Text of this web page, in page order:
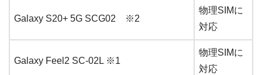
Galaxy S20+ 5G SCG02 ※2
物理SIMに
対応
Galaxy Feel2 SC-02L ※1
物理SIMに
対応